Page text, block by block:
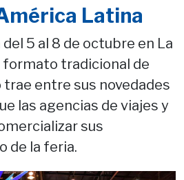
Latina
del 5 al 8 de octubre en La
formato tradicional de
entre sus novedades
las agencias de viajes y
sus
de la feria.